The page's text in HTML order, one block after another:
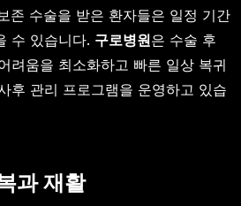
존 수술을 받은 환자들은 일정 기간
수 있습니다. 구로병원은 수술 후
려움을 최소화하고 빠른 일상 복귀
후 관리 프로그램을 운영하고 있습
과 재활